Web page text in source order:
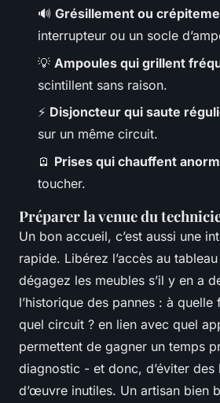
🔊 Grésillement ou
interrupteur ou un socle
💡 Ampoules qui grillent
scintillent sans raison.
⚡ Disjoncteur qui saute
sur un même circuit.
🪫 Prises qui chauffent
toucher.
Préparer la venue du
Un bon accueil, c’est aussi une
rapide. Libérez l’accès au
dégagez les meubles s’il y en a
l’historique des pannes : à quelle
quel circuit ? en lien avec quel
permettent de gagner un temps
diagnostic - et donc, d’éviter des
d’œuvre inutiles. Un artisan bien